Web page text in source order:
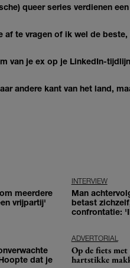
queer series verdienen
af te vragen of ik wel de
van je ex op je LinkedIn-
andere kant van het land,
meerdere
vrijpartij'
INTERVIEW
Man
betast
confrontatie:
dat je
ADVERTORIAL
Op de fiets
hartstikke